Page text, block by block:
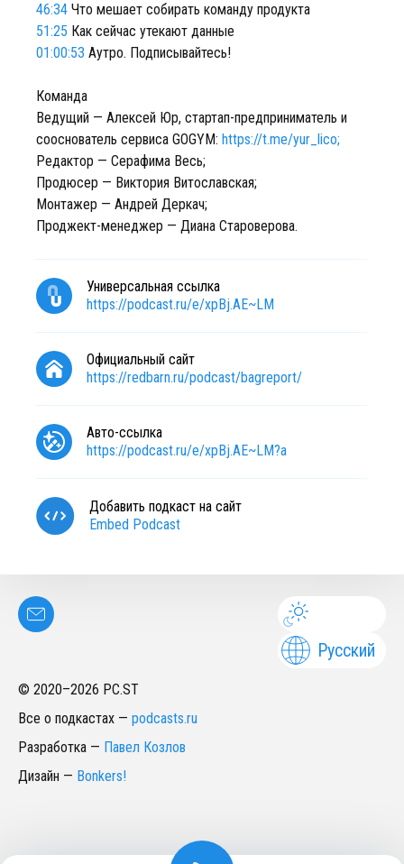
46:34 Что мешает собирать команду продукта
51:25 Как сейчас утекают данные
01:00:53 Аутро. Подписывайтесь!
Команда
Ведущий — Алексей Юр, стартап-предприниматель и
сооснователь сервиса GOGYM: https://t.me/yur_lico;
Редактор — Серафима Весь;
Продюсер — Виктория Витославская;
Монтажер — Андрей Деркач;
Проджект-менеджер — Диана Староверова.
Универсальная ссылка
https://podcast.ru/e/xpBj.AE~LM
Официальный сайт
https://redbarn.ru/podcast/bagreport/
Авто-ссылка
https://podcast.ru/e/xpBj.AE~LM?a
Добавить подкаст на сайт
Embed Podcast
Русский
© 2020–2026 PC.ST
Все о подкастах — podcasts.ru
Разработка — Павел Козлов
Дизайн — Bonkers!